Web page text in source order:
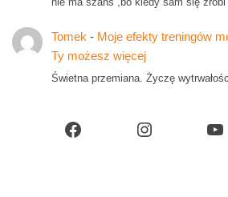
Tomek - Moje efekty treningów
Ty możesz więcej
Świetna przemiana. Życzę